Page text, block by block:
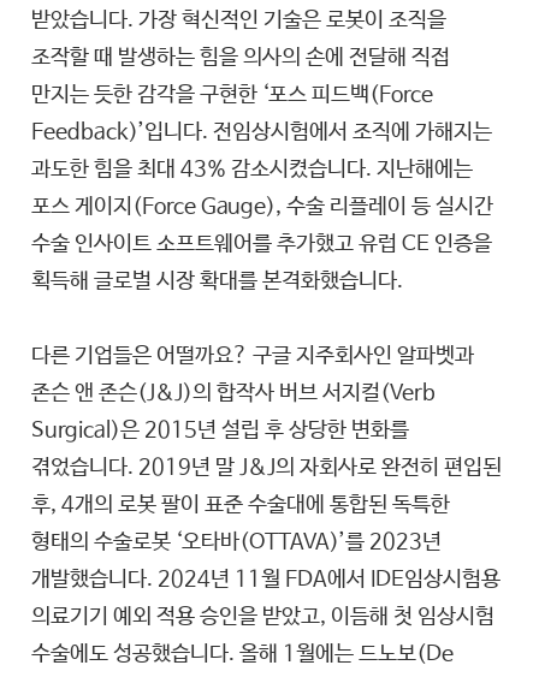
받았습니다. 가장 혁신적인 기술은 로봇이 조직을
조작할 때 발생하는 힘을 의사의 손에 전달해 직접
만지는 듯한 감각을 구현한 ‘포스 피드백(Force
Feedback)’입니다. 전임상시험에서 조직에 가해지는
과도한 힘을 최대 43% 감소시켰습니다. 지난해에는
포스 게이지(Force Gauge), 수술 리플레이 등 실시간
수술 인사이트 소프트웨어를 추가했고 유럽 CE 인증을
획득해 글로벌 시장 확대를 본격화했습니다.
다른 기업들은 어떨까요? 구글 지주회사인 알파벳과
존슨 앤 존슨(J&J)의 합작사 버브 서지컬(Verb
Surgical)은 2015년 설립 후 상당한 변화를
겪었습니다. 2019년 말 J&J의 자회사로 완전히 편입된
후, 4개의 로봇 팔이 표준 수술대에 통합된 독특한
형태의 수술로봇 ‘오타바(OTTAVA)’를 2023년
개발했습니다. 2024년 11월 FDA에서 IDE임상시험용
의료기기 예외 적용 승인을 받았고, 이듬해 첫 임상시험
수술에도 성공했습니다. 올해 1월에는 드노보(De